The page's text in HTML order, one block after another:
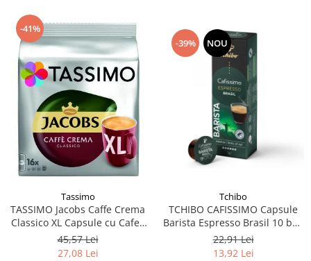
-41%
Tassimo
TASSIMO Jacobs Caffe Crema
Classico XL Capsule cu Cafea
16buc 132.8g - TDV 16.10.2026
45,57 Lei
27,08 Lei
-39% NOU
Tchibo
TCHIBO CAFISSIMO Capsule
Barista Espresso Brasil 10 buc
80g (27.10.2026)
22,91 Lei
13,92 Lei